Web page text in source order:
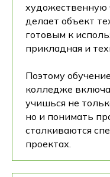
художественную
делает объект
готовым к
прикладная и
Поэтому
колледже
учишься не
но и понимать
сталкиваются
проектах.